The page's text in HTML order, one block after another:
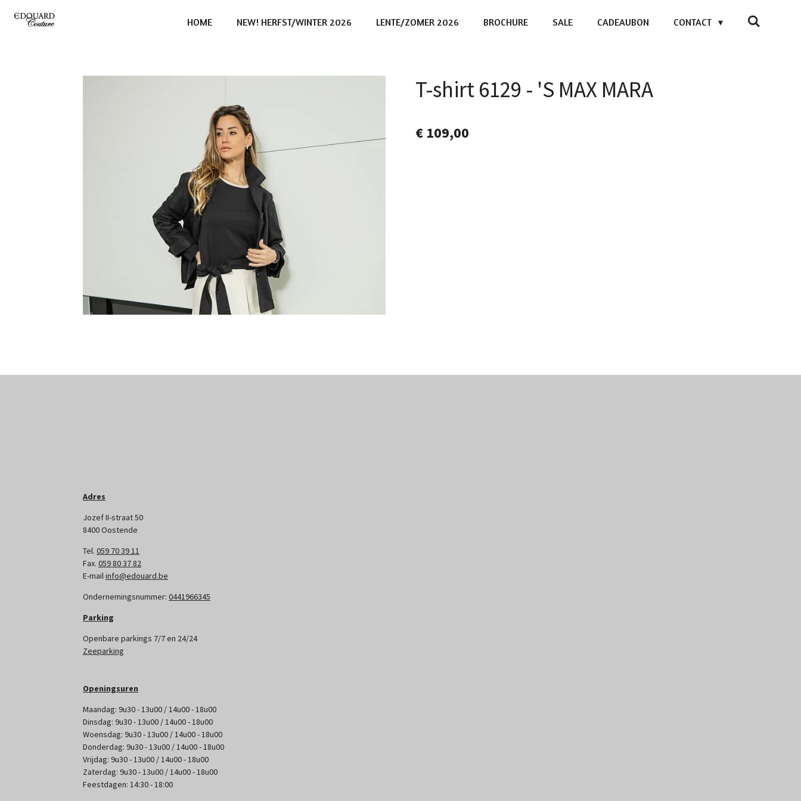
Ga
direct
HOME NEW! HERFST/WINTER 2026 LENTE/ZOMER 2026 BROCHURE SALE CADEAUBON CONTACT
T-shirt 6129 - 'S MAX MARA
€ 109,00
Adres
Jozef II-straat 50
8400 Oostende
Tel. 059 70 39 11
Fax. 059 80 37 82
E-mailinfo@edouard.be
Ondernemingsnummer: 0441966345
Parking
Openbare parkings 7/7 en 24/24
Zeeparking
Openingsuren
Maandag: 9u30 - 13u00 / 14u00 - 18u00
Dinsdag: 9u30 - 13u00 / 14u00 - 18u00
Woensdag: 9u30 - 13u00 / 14u00 - 18u00
Donderdag: 9u30 - 13u00 / 14u00 - 18u00
Vrijdag: 9u30 - 13u00 / 14u00 - 18u00
Zaterdag: 9u30 - 13u00 / 14u00 - 18u00
Feestdagen: 14:30 - 18:00